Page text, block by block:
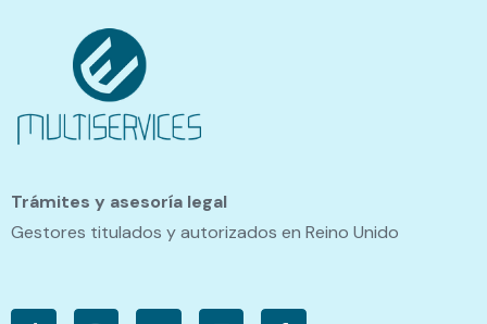
Trámites y asesoría legal
Gestores titulados y autorizados en Reino Unido